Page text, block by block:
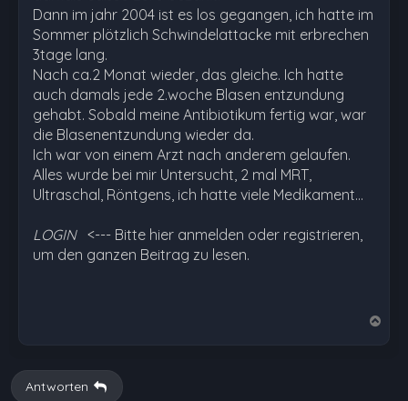
Dann im jahr 2004 ist es los gegangen, ich hatte im
Sommer plötzlich Schwindelattacke mit erbrechen
3tage lang.
Nach ca.2 Monat wieder, das gleiche. Ich hatte
auch damals jede 2.woche Blasen entzundung
gehabt. Sobald meine Antibiotikum fertig war, war
die Blasenentzundung wieder da.
Ich war von einem Arzt nach anderem gelaufen.
Alles wurde bei mir Untersucht, 2 mal MRT,
Ultraschal, Röntgens, ich hatte viele Medikament…
LOGIN <--- Bitte hier anmelden oder registrieren,
um den ganzen Beitrag zu lesen.
Antworten